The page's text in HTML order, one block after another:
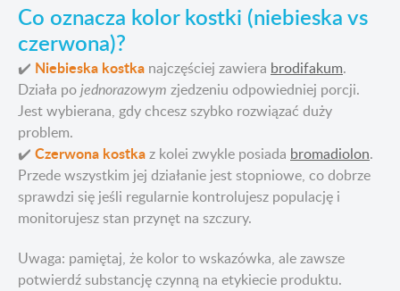
Co oznacza kolor kostki (niebieska vs
czerwona)?
✔️ Niebieska kostka najczęściej zawiera brodifakum.
Działa pojednorazowym zjedzeniu odpowiedniej porcji.
Jest wybierana, gdy chcesz szybko rozwiązać duży
problem.
✔️ Czerwona kostkaz kolei zwykle posiada bromadiolon.
Przede wszystkim jej działanie jest stopniowe, co dobrze
sprawdzi się jeśli regularnie kontrolujesz populację i
monitorujesz stan przynęt na szczury.
Uwaga: pamiętaj, że kolor to wskazówka, ale zawsze
potwierdź substancję czynną na etykiecie produktu.